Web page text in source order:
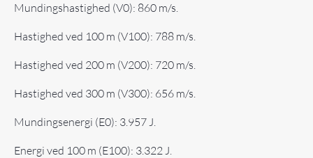
Mundingshastighed (V0): 860 m/s.
Hastighed ved 100 m (V100): 788 m/s.
Hastighed ved 200 m (V200): 720 m/s.
Hastighed ved 300 m (V300): 656 m/s.
Mundingsenergi (E0): 3.957 J.
Energi ved 100 m (E100): 3.322 J.